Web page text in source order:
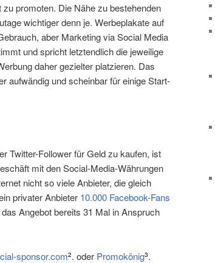
promoten. Die Nähe zu bestehenden
wichtiger denn je. Werbeplakate auf
aber Marketing via Social Media
und spricht letztendlich die jeweilige
daher gezielter platzieren. Das
aufwändig und scheinbar für einige Start-
Twitter-Follower für Geld zu kaufen, ist
mit den Social-Media-Währungen
nicht so viele Anbieter, die gleich
privater Anbieter 10.000 Facebook-Fans
Angebot bereits 31 Mal in Anspruch
sponsor.com2. oder Promokönig3.